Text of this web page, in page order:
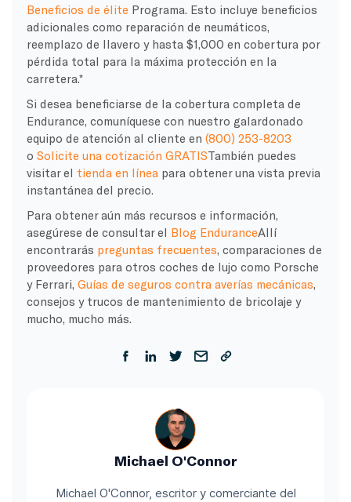
Beneficios de élite Programa. Esto incluye beneficios
adicionales como reparación de neumáticos,
reemplazo de llavero y hasta $1,000 en cobertura por
pérdida total para la máxima protección en la
carretera.*
Si desea beneficiarse de la cobertura completa de
Endurance, comuníquese con nuestro galardonado
equipo de atención al cliente en (800) 253-8203
o Solicite una cotización GRATISTambién puedes
visitar el tienda en línea para obtener una vista previa
instantánea del precio.
Para obtener aún más recursos e información,
asegúrese de consultar el Blog EnduranceAllí
encontrarás preguntas frecuentes , comparaciones de
proveedores para otros coches de lujo como Porsche
y Ferrari, Guías de seguros contra averías mecánicas
consejos y trucos de mantenimiento de bricolaje y
mucho, mucho más.
Michael O'Connor
Michael O'Connor, escritor y comerciante del